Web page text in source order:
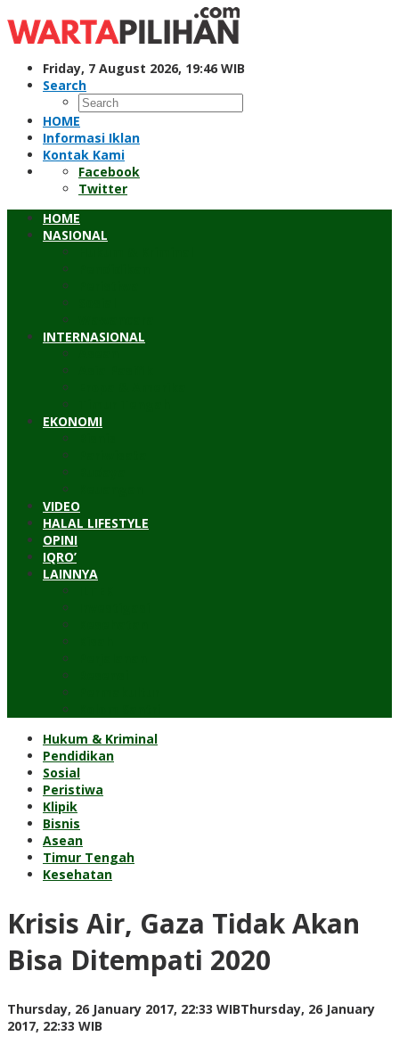
to
content
Friday, 7 August 2026, 19:46 WIB
Search
HOME
Informasi Iklan
Kontak Kami
Facebook
Twitter
HOME
NASIONAL
INTERNASIONAL
EKONOMI
VIDEO
HALAL LIFESTYLE
OPINI
IQRO’
LAINNYA
Hukum & Kriminal
Pendidikan
Sosial
Peristiwa
Klipik
Bisnis
Asean
Timur Tengah
Kesehatan
Krisis Air, Gaza Tidak Akan
Bisa Ditempati 2020
Thursday, 26 January 2017, 22:33 WIBThursday, 26 January
2017, 22:33 WIB